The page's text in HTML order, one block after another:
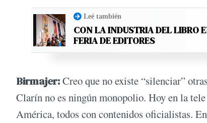
Leé también
CON LA INDUSTRIA DEL LIBRO
FERIA DE EDITORES
Birmajer:Creo que no existe “silenciar”
Clarín no es ningún monopolio. Hoy en la
América, todos con contenidos oficialistas.